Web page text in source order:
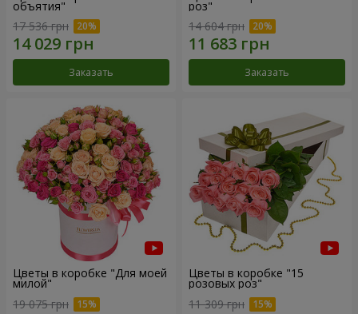
объятия"
17 536 грн
Заказать
роз"
14 604 грн
Заказать
Цветы в коробке "Для моей
милой"
19 075 грн
Цветы в коробке "15
розовых роз"
11 309 грн